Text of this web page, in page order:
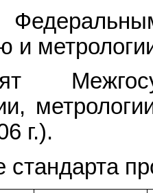
и
г.).
стандарта